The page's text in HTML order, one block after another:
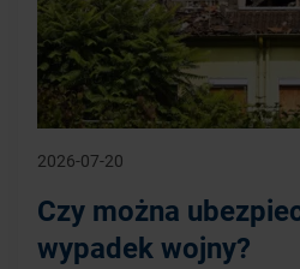
2026-07-20
Czy można
wypadek wojny?